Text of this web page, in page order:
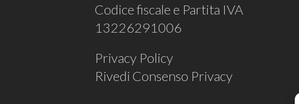
Codice fiscale e Partita IVA
13226291006
Privacy Policy
Rivedi Consenso Privacy